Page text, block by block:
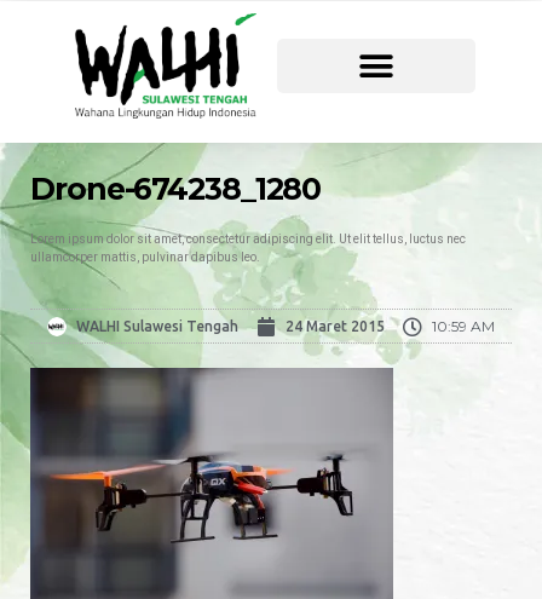
Drone-674238_1280
Lorem ipsum dolor sit amet, consectetur adipiscing elit. Ut elit tellus, luctus nec
ullamcorper mattis, pulvinar dapibus leo.
WALHI Sulawesi Tengah 24 Maret 2015 10:59 AM